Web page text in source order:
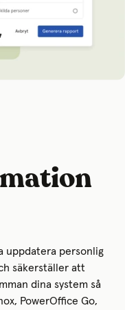
uppdatera personlig
säkerställer att
dina system så
PowerOffice Go,